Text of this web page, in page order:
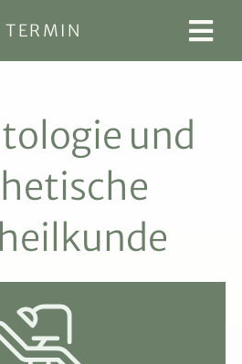
TERMIN
und